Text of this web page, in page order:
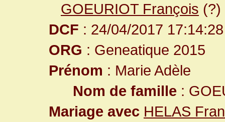
GOEURIOT François (?)
DCF : 24/04/2017 17:14:28
ORG : Geneatique 2015
Prénom : Marie Adèle
Nom de famille :
Mariage avec HELAS